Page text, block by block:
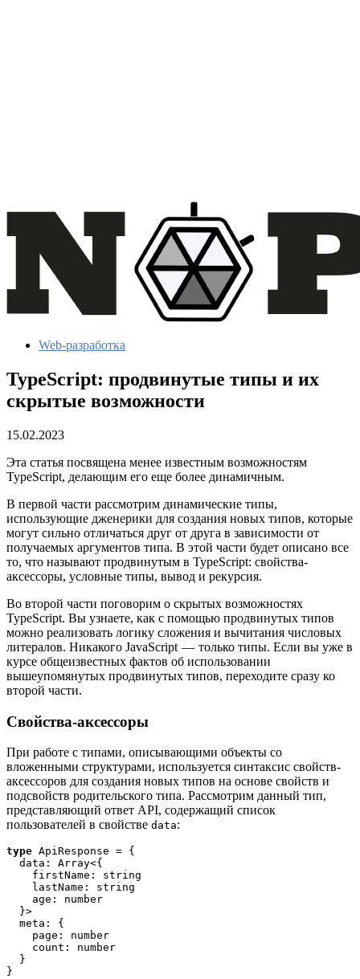
Web-разработка
TypeScript: продвинутые типы и их
скрытые возможности
15.02.2023
Эта статья посвящена менее известным возможностям
TypeScript, делающим его еще более динамичным.
В первой части рассмотрим динамические типы,
использующие дженерики для создания новых типов, которые
могут сильно отличаться друг от друга в зависимости от
получаемых аргументов типа. В этой части будет описано все
то, что называют продвинутым в TypeScript: свойства-
аксессоры, условные типы, вывод и рекурсия.
Во второй части поговорим о скрытых возможностях
TypeScript. Вы узнаете, как с помощью продвинутых типов
можно реализовать логику сложения и вычитания числовых
литералов. Никакого JavaScript — только типы. Если вы уже в
курсе общеизвестных фактов об использовании
вышеупомянутых продвинутых типов, переходите сразу ко
второй части.
Свойства-аксессоры
При работе с типами, описывающими объекты со
вложенными структурами, используется синтаксис свойств-
аксессоров для создания новых типов на основе свойств и
подсвойств родительского типа. Рассмотрим данный тип,
представляющий ответ API, содержащий список
пользователей в свойстве data:
type ApiResponse = {
  data: Array<{
    firstName: string
    lastName: string
    age: number
  }>
  meta: {
    page: number
    count: number
  }
}